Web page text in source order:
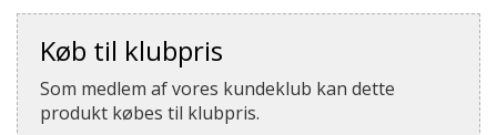
Køb til klubpris
Som medlem af vores kundeklub kan dette
produkt købes til klubpris.